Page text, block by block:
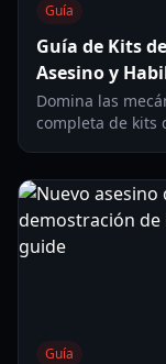
Guía
Guía de Kits
Asesino y
Domina las
completa de kits
Guía